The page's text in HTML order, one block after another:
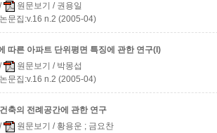
/ 원문보기 / 권용일
문집:v.16 n.2 (2005-04)
따른 아파트 단위평면 특징에 관한 연구(I)
/ 원문보기 / 박몽섭
문집:v.16 n.2 (2005-04)
축의 전례공간에 관한 연구
/ 원문보기 / 황용운 ; 금요찬